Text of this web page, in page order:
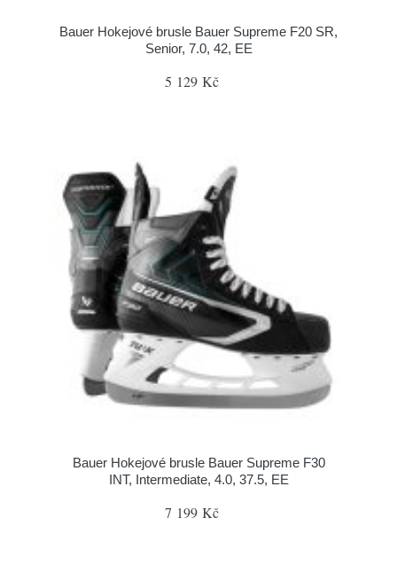
Bauer Hokejové brusle Bauer Supreme F20 SR,
Senior, 7.0, 42, EE
5 129 Kč
Bauer Hokejové brusle Bauer Supreme F30
INT, Intermediate, 4.0, 37.5, EE
7 199 Kč